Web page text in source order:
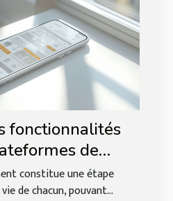
fonctionnalités
de
constitue une étape
de chacun, pouvant...